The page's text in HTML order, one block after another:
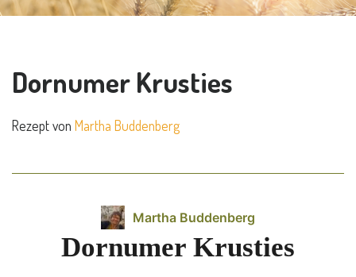
Dornumer Krusties
Rezept von Martha Buddenberg
Martha Buddenberg
Dornumer Krusties